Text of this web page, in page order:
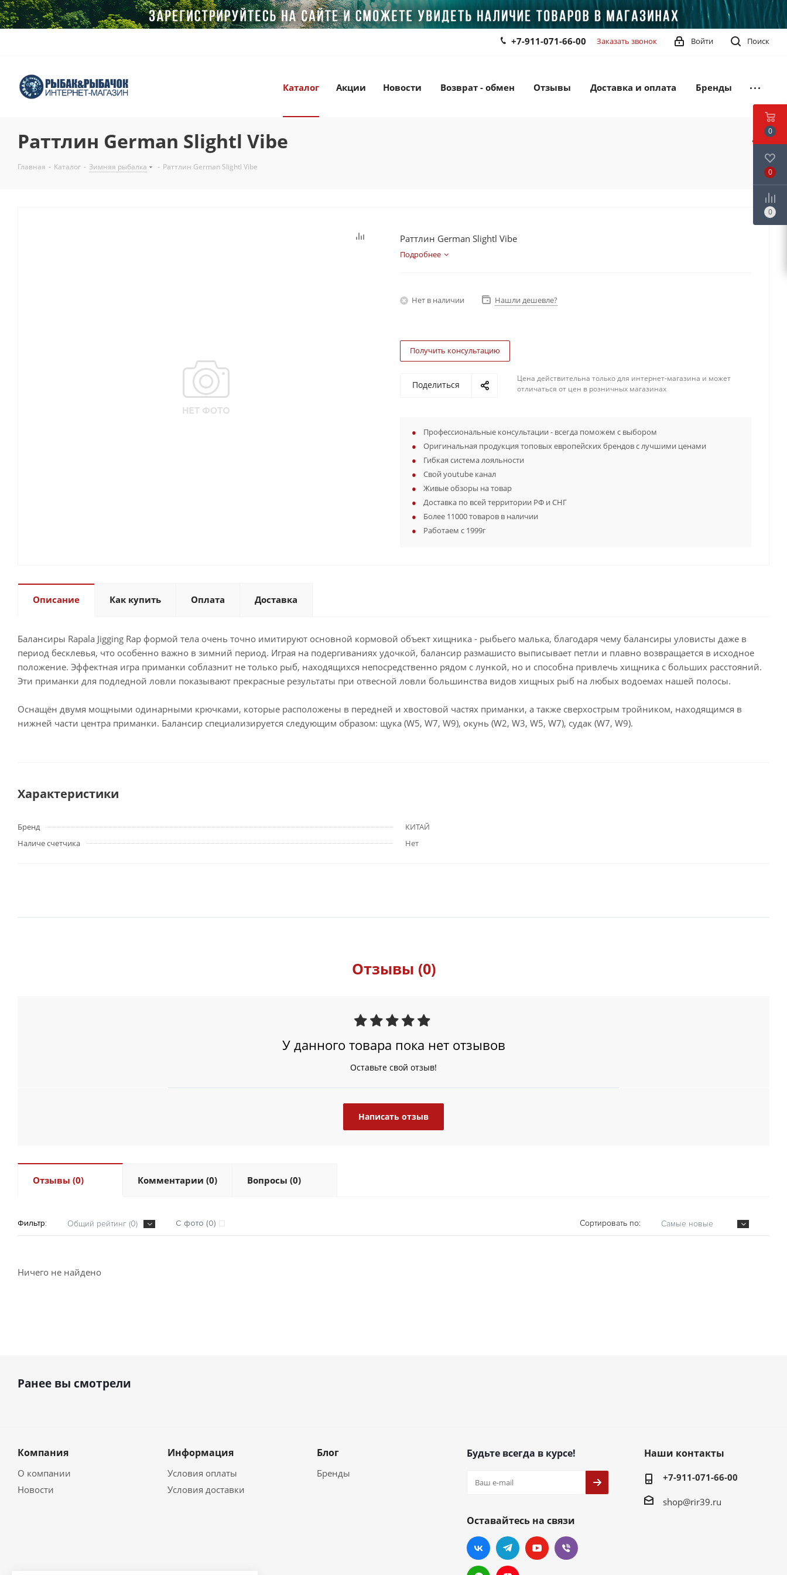
Поиск
Войти
+7-911-071-66-00 Заказать звонок
Каталог Акции Новости Возврат - обмен Отзывы Доставка и оплата Бренды
Раттлин German Slightl Vibe
Главная - Каталог - Зимняя рыбалка - Раттлин German Slightl Vibe
Раттлин German Slightl Vibe
Подробнее
Нет в наличии Нашли дешевле?
Получить консультацию
Поделиться
Цена действительна только для интернет-магазина и может
отличаться от цен в розничных магазинах
Профессиональные консультации - всегда поможем с выбором
Оригинальная продукция топовых европейских брендов с лучшими ценами
Гибкая система лояльности
Свой youtube канал
Живые обзоры на товар
Доставка по всей территории РФ и СНГ
Более 11000 товаров в наличии
Работаем с 1999г
Описание Как купить Оплата Доставка
Балансиры Rapala Jigging Rap формой тела очень точно имитируют основной кормовой объект хищника - рыбьего малька, благодаря чему балансиры уловисты даже в
период бесклевья, что особенно важно в зимний период. Играя на подергиваниях удочкой, балансир размашисто выписывает петли и плавно возвращается в исходное
положение. Эффектная игра приманки соблазнит не только рыб, находящихся непосредственно рядом с лункой, но и способна привлечь хищника с больших расстояний.
Эти приманки для подледной ловли показывают прекрасные результаты при отвесной ловли большинства видов хищных рыб на любых водоемах нашей полосы.
Оснащён двумя мощными одинарными крючками, которые расположены в передней и хвостовой частях приманки, а также сверхострым тройником, находящимся в
нижней части центра приманки. Балансир специализируется следующим образом: щука (W5, W7, W9), окунь (W2, W3, W5, W7), судак (W7, W9).
Характеристики
Бренд
КИТАЙ
Наличе счетчика
Нет
Отзывы (0)
У данного товара пока нет отзывов
Оставьте свой отзыв!
Написать отзыв
Отзывы (0) Комментарии (0) Вопросы (0)
Фильтр: Общий рейтинг (0) С фото (0) Сортировать по: Самые новые
Ничего не найдено
Ранее вы смотрели
Компания
О компании
Новости
Информация
Условия оплаты
Условия доставки
Блог
Бренды
Будьте всегда в курсе!
Оставайтесь на связи
Наши контакты
+7-911-071-66-00
shop@rir39.ru
0
0
0